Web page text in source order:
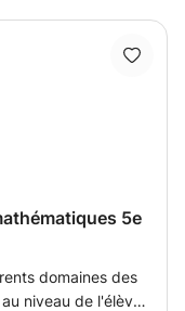
5e
domaines des
niveau de l'élève